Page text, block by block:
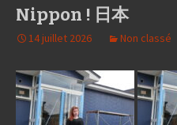
Nippon ! 日本
14 juillet 2026 Non classé